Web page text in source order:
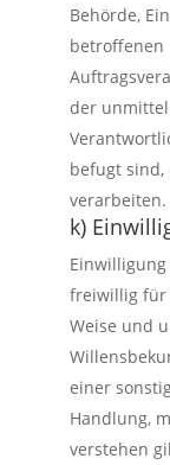
Behörde,
betroffenen
der
befugt sind,
verarbeiten.
k)
freiwillig für
Weise und
einer
Handlung,
verstehen